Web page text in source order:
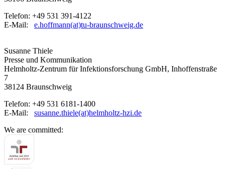
Telefon: +49 531 391-4122
E-Mail: e.hoffmann(at)tu-braunschweig.de
Susanne Thiele
Presse und Kommunikation
Helmholtz-Zentrum für Infektionsforschung GmbH, Inhoffenstraße
7
38124 Braunschweig
Telefon: +49 531 6181-1400
E-Mail: susanne.thiele(at)helmholtz-hzi.de
We are committed: